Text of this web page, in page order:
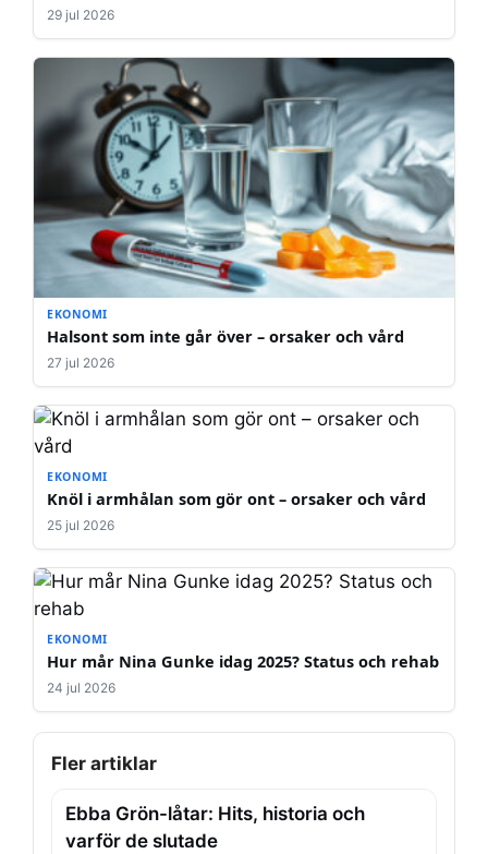
29 jul 2026
EKONOMI
Halsont som inte går över – orsaker och vård
27 jul 2026
EKONOMI
Knöl i armhålan som gör ont – orsaker och vård
25 jul 2026
EKONOMI
Hur mår Nina Gunke idag 2025? Status och rehab
24 jul 2026
Fler artiklar
Ebba Grön-låtar: Hits, historia och
varför de slutade